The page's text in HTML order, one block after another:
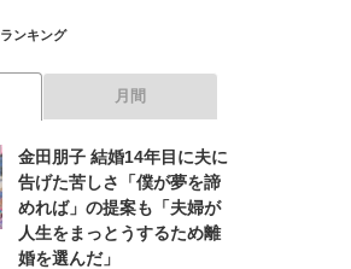
ランキング
月間
金田朋子 結婚14年目に夫に
告げた苦しさ「僕が夢を諦
めれば」の提案も「夫婦が
人生をまっとうするため離
婚を選んだ」